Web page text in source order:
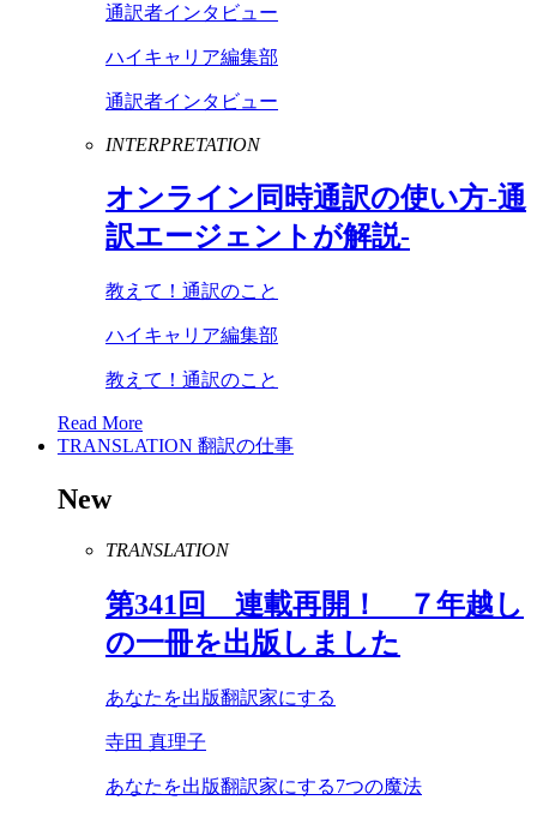
通訳者インタビュー
ハイキャリア編集部
通訳者インタビュー
INTERPRETATION
オンライン同時通訳の使い方-通
訳エージェントが解説-
教えて！通訳のこと
ハイキャリア編集部
教えて！通訳のこと
Read More
TRANSLATION 翻訳の仕事
New
TRANSLATION
第341 回 連載再開！ ７年越し
の一冊を出版しました
あなたを出版翻訳家にする
寺田 真理子
あなたを出版翻訳家にする7つの魔法